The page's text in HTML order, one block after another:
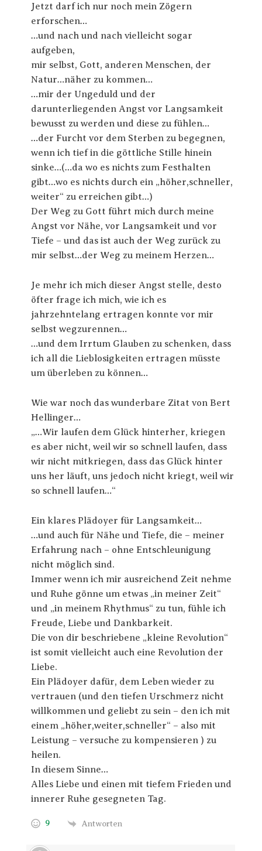
Jetzt darf ich nur noch mein Zögern
erforschen…
…und nach und nach vielleicht sogar
aufgeben,
mir selbst, Gott, anderen Menschen, der
Natur…näher zu kommen…
…mir der Ungeduld und der
darunterliegenden Angst vor Langsamkeit
bewusst zu werden und diese zu fühlen…
…der Furcht vor dem Sterben zu begegnen,
wenn ich tief in die göttliche Stille hinein
sinke…(…da wo es nichts zum Festhalten
gibt…wo es nichts durch ein „höher,schneller,
weiter“ zu erreichen gibt…)
Der Weg zu Gott führt mich durch meine
Angst vor Nähe, vor Langsamkeit und vor
Tiefe – und das ist auch der Weg zurück zu
mir selbst…der Weg zu meinem Herzen…
Je mehr ich mich dieser Angst stelle, desto
öfter frage ich mich, wie ich es
jahrzehntelang ertragen konnte vor mir
selbst wegzurennen…
…und dem Irrtum Glauben zu schenken, dass
ich all die Lieblosigkeiten ertragen müsste
um überleben zu können…
Wie war noch das wunderbare Zitat von Bert
Hellinger…
„…Wir laufen dem Glück hinterher, kriegen
es aber nicht, weil wir so schnell laufen, dass
wir nicht mitkriegen, dass das Glück hinter
uns her läuft, uns jedoch nicht kriegt, weil wir
so schnell laufen…“
Ein klares Plädoyer für Langsamkeit…
…und auch für Nähe und Tiefe, die – meiner
Erfahrung nach – ohne Entschleunigung
nicht möglich sind.
Immer wenn ich mir ausreichend Zeit nehme
und Ruhe gönne um etwas „in meiner Zeit“
und „in meinem Rhythmus“ zu tun, fühle ich
Freude, Liebe und Dankbarkeit.
Die von dir beschriebene „kleine Revolution“
ist somit vielleicht auch eine Revolution der
Liebe.
Ein Plädoyer dafür, dem Leben wieder zu
vertrauen (und den tiefen Urschmerz nicht
willkommen und geliebt zu sein – den ich mit
einem „höher,weiter,schneller“ – also mit
Leistung – versuche zu kompensieren ) zu
heilen.
In diesem Sinne…
Alles Liebe und einen mit tiefem Frieden und
innerer Ruhe gesegneten Tag.
9 Antworten